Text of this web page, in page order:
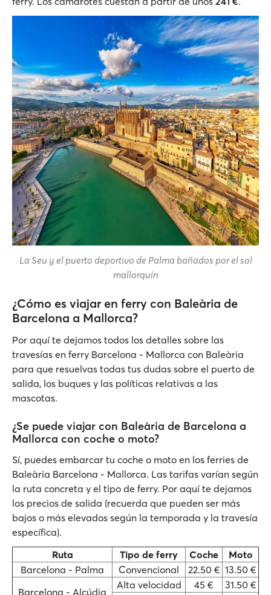
La Seu y el puerto deportivo de Palma bañados por el sol
mallorquín
¿Cómo es viajar en ferry con Baleària de
Barcelona a Mallorca?
Por aquí te dejamos todos los detalles sobre las
travesías en ferry Barcelona - Mallorca con Baleària
para que resuelvas todas tus dudas sobre el puerto de
salida, los buques y las políticas relativas a las
mascotas.
¿Se puede viajar con Baleària de Barcelona a
Mallorca con coche o moto?
Sí, puedes embarcar tu coche o moto en los ferries de
Baleària Barcelona - Mallorca. Las tarifas varían según
la ruta concreta y el tipo de ferry. Por aquí te dejamos
los precios de salida (recuerda que pueden ser más
bajos o más elevados según la temporada y la travesía
específica).
Ruta
Tipo de ferry Coche
Moto
Barcelona - Palma
Convencional 22.50 € 13.50 €
Barcelona - Alcúdia
Alta velocidad 45 €
31.50 €